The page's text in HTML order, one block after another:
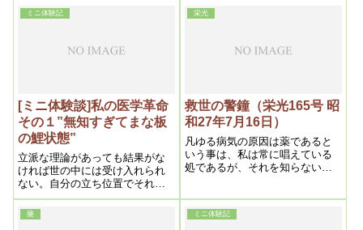
須ではないでしょうか？。
薬なら、胃に入りますね。胃か
ら腸にいって、それが色々な消
くですね。身体中にいくとすれ
に行って、肺の黴菌の所迄いく
うちに、もう気が抜けちゃって
いるんです。本当に殺菌するな
ら――肺なら肺にやればそれは
死にます。グルグル廻っても未
だ殺菌する力があれば――毒の
強い奴だと、それは人間の命が
様に、人間を殺す事になる。そ
うすれば徹底してますよ。それ
ミニ体験記
[ミニ体験談]私の医学革命
その１”無知すぎてまな板
の鯉状態”
立派な理論があっても結果がな
ければ世の中には受け入れられ
ない。自分の立ち位置でそれぞ
れが、岡田茂吉教祖のみ教えを
実践し、実際に健康な個人、家
庭を作っていく、それを世に出
栄光
救世の警鐘（栄光165号 昭
和27年7月16日）
凡ゆる病気の原因は薬であると
いう事は、私は常に唱えている
処であるが、それを知らない一
い薬さえ発見すれば治るものと
して、各国の専門家は其研究に
藥 ミニ体験記